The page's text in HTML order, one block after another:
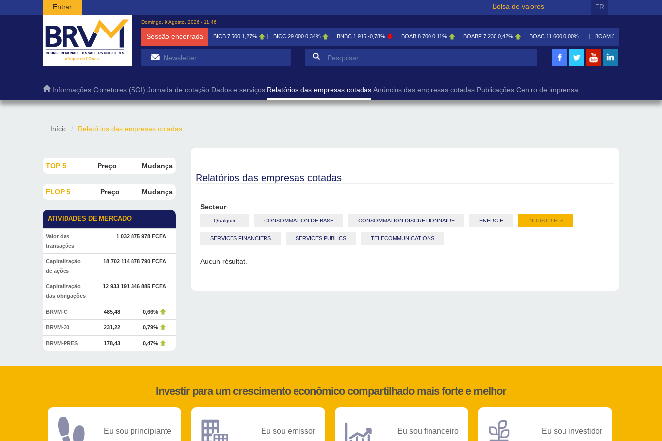
Passar para o conteúdo principal
Entrar Bolsa de valores FR
Domingo, 9 Agosto, 2026 - 11:46
Sessão encerrada BICB 7 500 1,27% BICC 29 000 0,34% BNBC 1 915 -0,78% BOAB 8 700 0,11% BOABF 7 230 0,42% BOAC 11 600 0,00% BOAM 5 585
Formulário de pesquisa
Informações Corretores (SGI) Jornada de cotação Dados e serviços Relatórios das empresas cotadas Anúncios das empresas cotadas Publicações Centro de imprensa
Início Relatórios das empresas cotadas
TOP 5 Preço Mudança
FLOP 5 Preço Mudança
ATIVIDADES DE MERCADO
Valor das
transações
1 032 875 978 FCFA
Capitalização
de ações
18 702 114 878 790 FCFA
Capitalização
das obrigações
12 933 191 346 885 FCFA
BRVM-C 485,48 0,66%
BRVM-30 231,22 0,79%
BRVM-PRES 178,43 0,47%
Relatórios das empresas cotadas
Secteur
- Qualquer - CONSOMMATION DE BASE CONSOMMATION DISCRETIONNAIRE ENERGIE INDUSTRIELS
SERVICES FINANCIERS SERVICES PUBLICS TELECOMMUNICATIONS
Aucun résultat.
Investir para um crescimento econômico compartilhado mais forte e melhor
Eu sou principiante Eu sou emissor Eu sou financeiro Eu sou investidor